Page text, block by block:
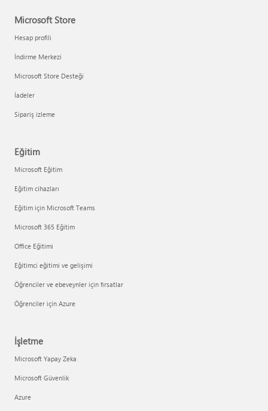
Microsoft Store
Hesap profili
İndirme Merkezi
Microsoft Store Desteği
İadeler
Sipariş izleme
Eğitim
Microsoft Eğitim
Eğitim cihazları
Eğitim için Microsoft Teams
Microsoft 365 Eğitim
Office Eğitimi
Eğitimci eğitimi ve gelişimi
Öğrenciler ve ebeveynler için fırsatlar
Öğrenciler için Azure
İşletme
Microsoft Yapay Zeka
Microsoft Güvenlik
Azure